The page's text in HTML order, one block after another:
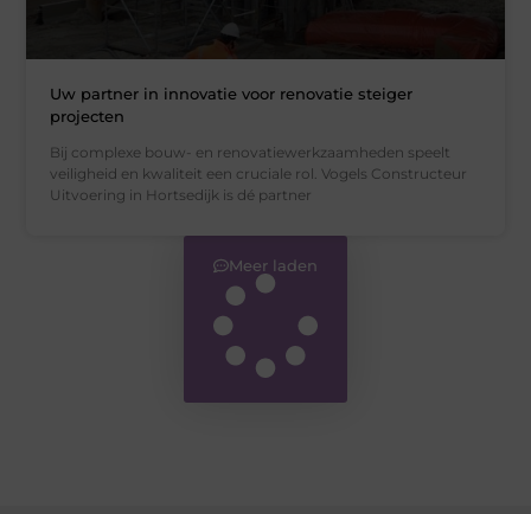
Uw partner in innovatie voor renovatie steiger
projecten
Bij complexe bouw- en renovatiewerkzaamheden speelt
veiligheid en kwaliteit een cruciale rol. Vogels Constructeur
Uitvoering in Hortsedijk is dé partner
Meer laden